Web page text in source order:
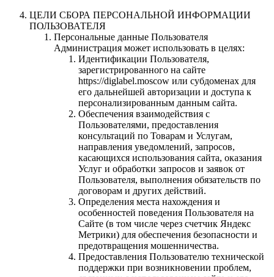
ЦЕЛИ СБОРА ПЕРСОНАЛЬНОЙ ИНФОРМАЦИИ
ПОЛЬЗОВАТЕЛЯ
Персональные данные Пользователя
Администрация может использовать в целях:
Идентификации Пользователя,
зарегистрированного на сайте
https://diglabel.moscow или субдоменах для
его дальнейшей авторизации и доступа к
персонализированным данным сайта.
Обеспечения взаимодействия с
Пользователями, предоставления
консультаций по Товарам и Услугам,
направления уведомлений, запросов,
касающихся использования сайта, оказания
Услуг и обработки запросов и заявок от
Пользователя, выполнения обязательств по
договорам и других действий.
Определения места нахождения и
особенностей поведения Пользователя на
Сайте (в том числе через счетчик Яндекс
Метрики) для обеспечения безопасности и
предотвращения мошенничества.
Предоставления Пользователю технической
поддержки при возникновении проблем,